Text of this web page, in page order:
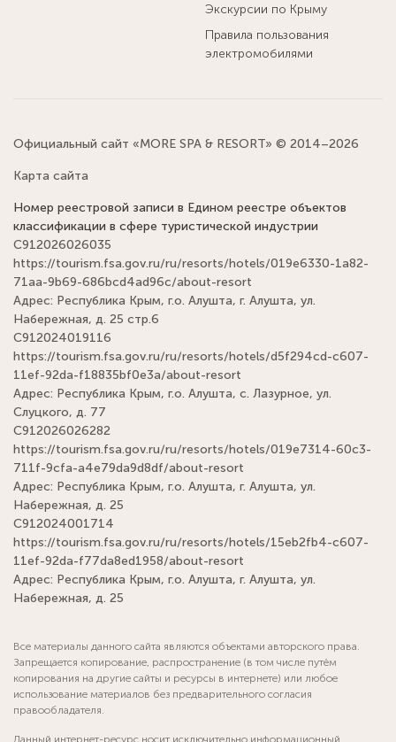
Экскурсии по Крыму
Правила пользования
электромобилями
Официальный сайт «MORE SPA & RESORT» © 2014–2026
Карта сайта
Номер реестровой записи в Едином реестре объектов
классификации в сфере туристической индустрии
С912026026035
https://tourism.fsa.gov.ru/ru/resorts/hotels/019e6330-1a82-
71aa-9b69-686bcd4ad96c/about-resort
Адрес: Республика Крым, г.о. Алушта, г. Алушта, ул.
Набережная, д. 25 стр.6
С912024019116
https://tourism.fsa.gov.ru/ru/resorts/hotels/d5f294cd-c607-
11ef-92da-f18835bf0e3a/about-resort
Адрес: Республика Крым, г.о. Алушта, с. Лазурное, ул.
Слуцкого, д. 77
С912026026282
https://tourism.fsa.gov.ru/ru/resorts/hotels/019e7314-60c3-
711f-9cfa-a4e79da9d8df/about-resort
Адрес: Республика Крым, г.о. Алушта, г. Алушта, ул.
Набережная, д. 25
С912024001714
https://tourism.fsa.gov.ru/ru/resorts/hotels/15eb2fb4-c607-
11ef-92da-f77da8ed1958/about-resort
Адрес: Республика Крым, г.о. Алушта, г. Алушта, ул.
Набережная, д. 25
Все материалы данного сайта являются объектами авторского права.
Запрещается копирование, распространение (в том числе путём
копирования на другие сайты и ресурсы в интернете) или любое
использование материалов без предварительного согласия
правообладателя.
Данный интернет-ресурс носит исключительно информационный